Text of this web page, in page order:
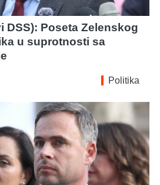
DSS): Poseta Zelenskog
u suprotnosti sa
Politika